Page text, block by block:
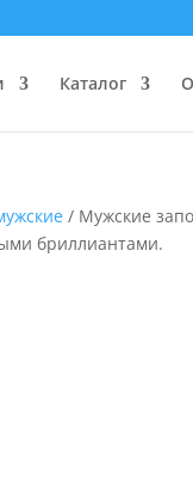
Каталог
/ Мужские
бриллиантами.